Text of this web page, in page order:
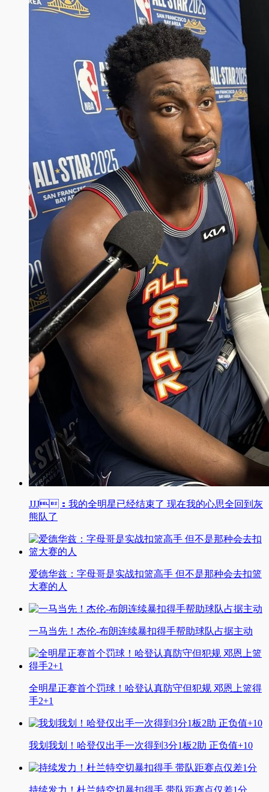
JJJ：我的全明星已经结束了 现在我的心思全回到灰
熊队了
爱德华兹：字母哥是实战扣篮高手 但不是那种会去扣篮
大赛的人
一马当先！杰伦-布朗连续暴扣得手帮助球队占据主动
全明星正赛首个罚球！哈登认真防守但犯规 邓恩上篮得
手2+1
我划我划！哈登仅出手一次得到3分1板2助 正负值+10
持续发力！杜兰特空切暴扣得手 带队距赛点仅差1分